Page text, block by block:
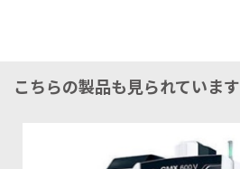
こちらの製品も見られています